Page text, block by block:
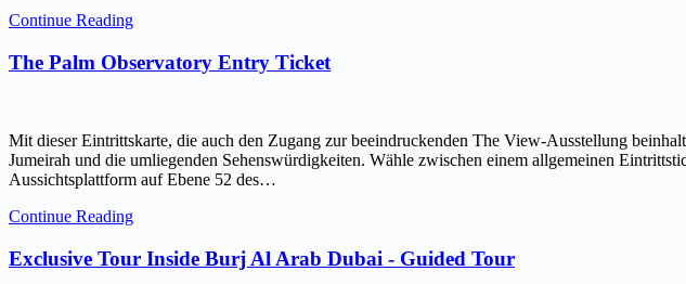
Continue Reading
The Palm Observatory Entry Ticket
Mit dieser Eintrittskarte, die auch den Zugang zur beeindruckenden The View-Ausstellung
Jumeirah und die umliegenden Sehenswürdigkeiten. Wähle zwischen einem allgemeinen
Aussichtsplattform auf Ebene 52 des…
Continue Reading
Exclusive Tour Inside Burj Al Arab Dubai - Guided Tour